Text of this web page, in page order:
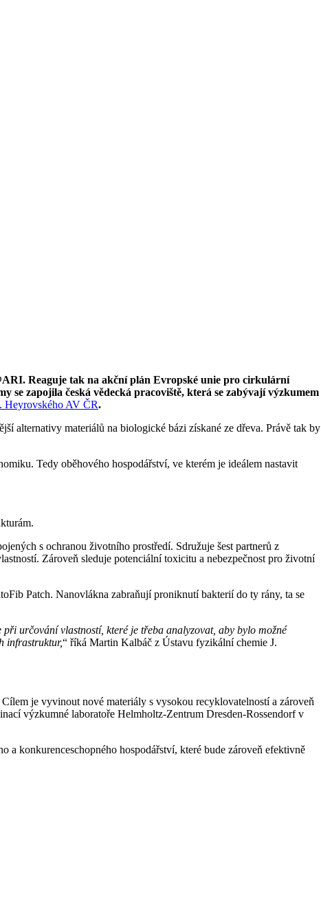
Reaguje tak na akční plán Evropské unie pro cirkulární
zapojila česká vědecká pracoviště, která se zabývají výzkumem
Heyrovského AV ČR.
alternativy materiálů na biologické bázi získané ze dřeva. Právě tak by
Tedy oběhového hospodářství, ve kterém je ideálem nastavit
s ochranou životního prostředí. Sdružuje šest partnerů z
Zároveň sleduje potenciální toxicitu a nebezpečnost pro životní
Patch. Nanovlákna zabraňují proniknutí bakterií do ty rány, ta se
určování vlastností, které je třeba analyzovat, aby bylo možné
infrastruktur,“ říká Martin Kalbáč z Ústavu fyzikální chemie J.
je vyvinout nové materiály s vysokou recyklovatelností a zároveň
výzkumné laboratoře Helmholtz-Zentrum Dresden-Rossendorf v
konkurenceschopného hospodářství, které bude zároveň efektivně